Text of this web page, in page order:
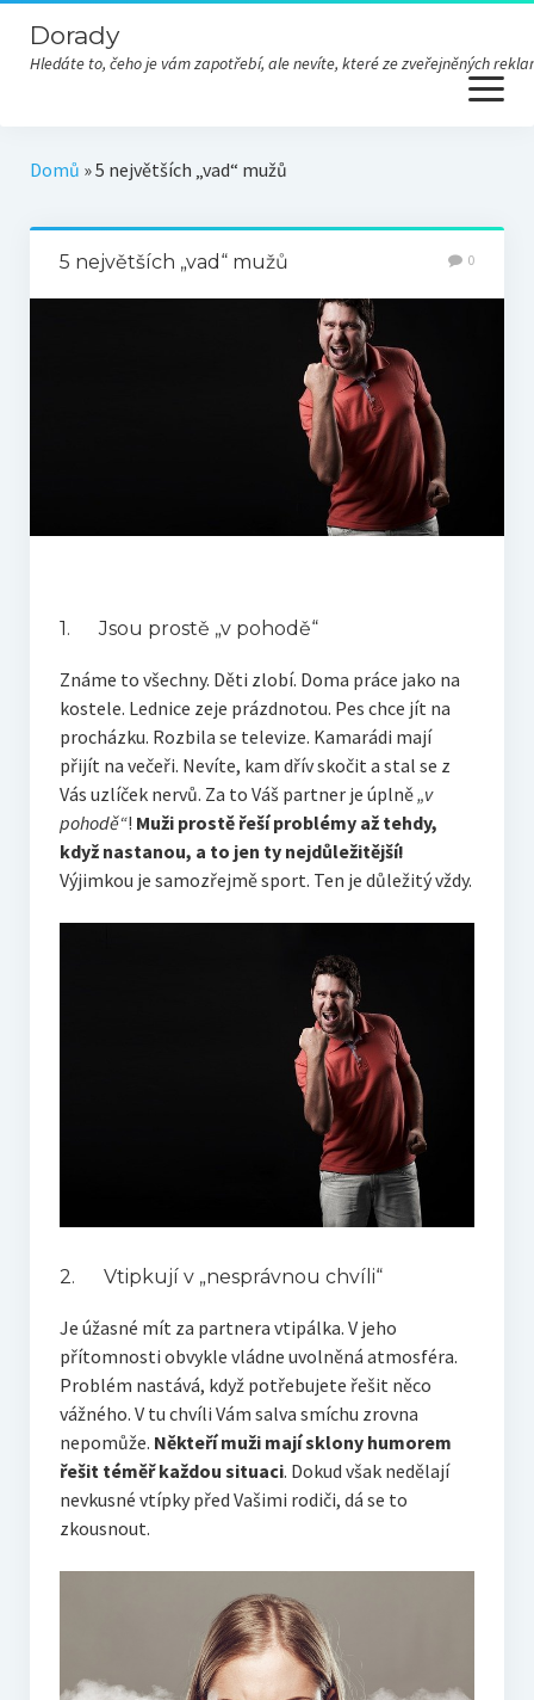
Dorady
Hledáte to, čeho je vám zapotřebí, ale nevíte, které ze zveřejněných
open
menu
Domů »5 největších „vad“ mužů
5 největších „vad“ mužů 0
1. Jsou prostě „v pohodě“
Známe to všechny. Děti zlobí. Doma práce jako na
kostele. Lednice zeje prázdnotou. Pes chce jít na
procházku. Rozbila se televize. Kamarádi mají
přijít na večeři. Nevíte, kam dřív skočit a stal se z
Vás uzlíček nervů. Za to Váš partner je úplně„v
pohodě“! Muži prostě řeší problémy až tehdy,
když nastanou, a to jen ty nejdůležitější!
Výjimkou je samozřejmě sport. Ten je důležitý vždy.
2. Vtipkují v „nesprávnou chvíli“
Je úžasné mít za partnera vtipálka. V jeho
přítomnosti obvykle vládne uvolněná atmosféra.
Problém nastává, když potřebujete řešit něco
vážného. V tu chvíli Vám salva smíchu zrovna
nepomůže. Někteří muži mají sklony humorem
řešit téměř každou situaci. Dokud však nedělají
nevkusné vtípky před Vašimi rodiči, dá se to
zkousnout.